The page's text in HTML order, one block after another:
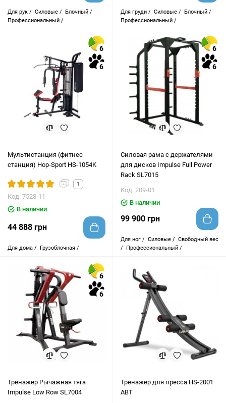
Для рук / Силовые /
Блочный /
Профессиональный /
Для груди / Силовые /
Блочный /
Профессиональный /
6
6
Мультистанция (фитнес
станция) Hop-Sport HS-1054K
1
Код: 7528-11
В наличии
44 888 грн
Для дома / Грузоблочная /
6
6
Силовая рама с держателями
для дисков Impulse Full Power
Rack SL7015
Код: 209-01
В наличии
99 900 грн
Для ног / Силовые / Свободный вес
/
Профессиональный /
6
6
Тренажер Рычажная тяга
Impulse Low Row SL7004
Тренажер для пресса HS-2001
ABT